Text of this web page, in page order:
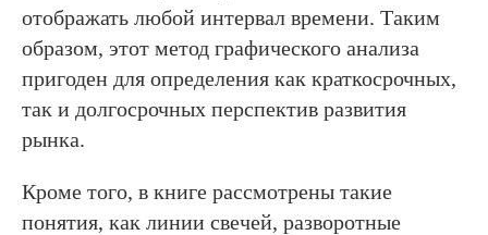
отображать любой интервал времени. Таким
образом, этот метод графического анализа
пригоден для определения как краткосрочных,
так и долгосрочных перспектив развития
рынка.
Кроме того, в книге рассмотрены такие
понятия, как линии свечей, разворотные